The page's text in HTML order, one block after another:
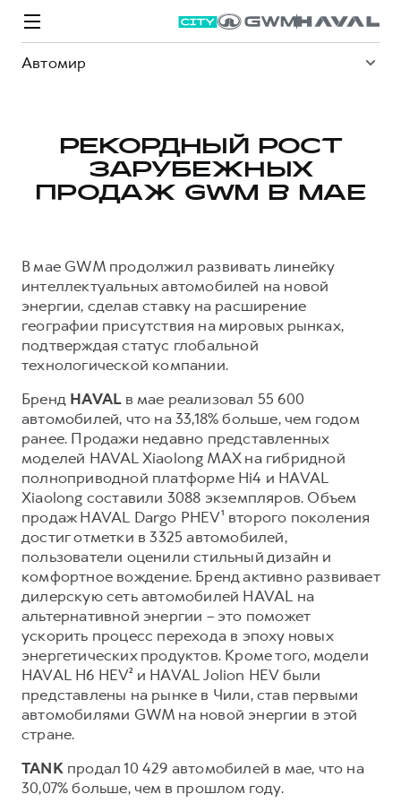
Автомир
Модели
от 2 049 000 ₽ от 2 049 000 ₽
DARGO
от 3 199 000 ₽
DARGO X
от 3 499 000 ₽
F7
от 2 899 000 ₽
F7X
от 3 599 000 ₽
от 3 449 000 ₽
Покупателям
Автомобили в наличии
Конфигуратор HAVAL
Аксессуары HAVAL
Каталоги и прайс-листы
Программа «HAVAL Защита+»
Тест-драйв
КРЕДИТ И СТРАХОВАНИЕ
Кредитный калькулятор
Страхование
Кредит
КОРПОРАТИВНЫМ КЛИЕНТАМ
Для малого бизнеса
Корпоративным клиентам
Крупным корпоративным клиентам
Система управления автопарком
Сервис для корпоративных клиентов
Владельцам
Все о сервисе
Запись на сервис
Моторное масло
Стоимость ТО
СЕРВИСНОЕ ОБСЛУЖИВАНИЕ
Нулевое ТО
Программа «Помощь на дороге»
Регламенты технического обслуживания
Электронный ПТС
ПОДДЕРЖКА
GWM Безопасность
Гарантия HAVAL
Мобильное приложение GWM
Программа «HAVAL Защита+»
Руководства по эксплуатации
Подписки
Спецпредложения
Покупателям
Владельцам
О дилере
О бренде
Новости
О GWM
ИНФОРМАЦИЯ О ДИЛЕРЕ
О дилере
Наша команда
Контакты
РЕКОРДНЫЙ РОСТ
ЗАРУБЕЖНЫХ
ПРОДАЖ GWM В МАЕ
В мае GWM продолжил развивать линейку
интеллектуальных автомобилей на новой
энергии, сделав ставку на расширение
географии присутствия на мировых рынках,
подтверждая статус глобальной
технологической компании.
Бренд HAVAL в мае реализовал 55 600
автомобилей, что на 33,18% больше, чем годом
ранее. Продажи недавно представленных
моделей HAVAL Xiaolong MAX на гибридной
полноприводной платформе Hi4 и HAVAL
Xiaolong составили 3088 экземпляров. Объем
продаж HAVAL Dargo PHEV¹ второго поколения
достиг отметки в 3325 автомобилей,
пользователи оценили стильный дизайн и
комфортное вождение. Бренд активно развивает
дилерскую сеть автомобилей HAVAL на
альтернативной энергии – это поможет
ускорить процесс перехода в эпоху новых
энергетических продуктов. Кроме того, модели
HAVAL H6 HEV² и HAVAL Jolion HEV были
представлены на рынке в Чили, став первыми
автомобилями GWM на новой энергии в этой
стране.
TANKпродал 10 429 автомобилей в мае, что на
30,07% больше, чем в прошлом году.